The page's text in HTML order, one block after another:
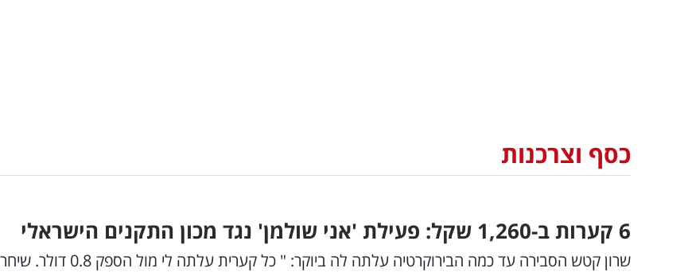
כסף וצרכנות
6 קערות ב-1,260 שקל: פעילת 'אני שולמן' נגד מכון התקנים הישראלי
שרון קטש הסבירה עד כמה הבירוקרטיה עלתה לה ביוקר: " כל